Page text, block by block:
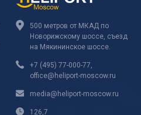
500 метров от МКАД по
Новорижскому шоссе, съезд
на Мякининское шоссе.
+7 (495) 77-000-77
office@heliport-moscow.ru
media@heliport-moscow.ru
126,7